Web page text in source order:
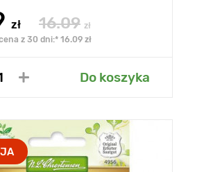
zł 16.09 zł
z 30 dni:* 16.09 zł
Do koszyka